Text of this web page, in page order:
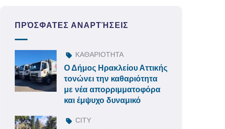
ΠΡΌΣΦΑΤΕΣ ΑΝΑΡΤΉΣΕΙΣ
ΚΑΘΑΡΙΟΤΗΤΑ
Ο Δήμος Ηρακλείου Αττικής
τονώνει την καθαριότητα
με νέα απορριμματοφόρα
και έμψυχο δυναμικό
CITY